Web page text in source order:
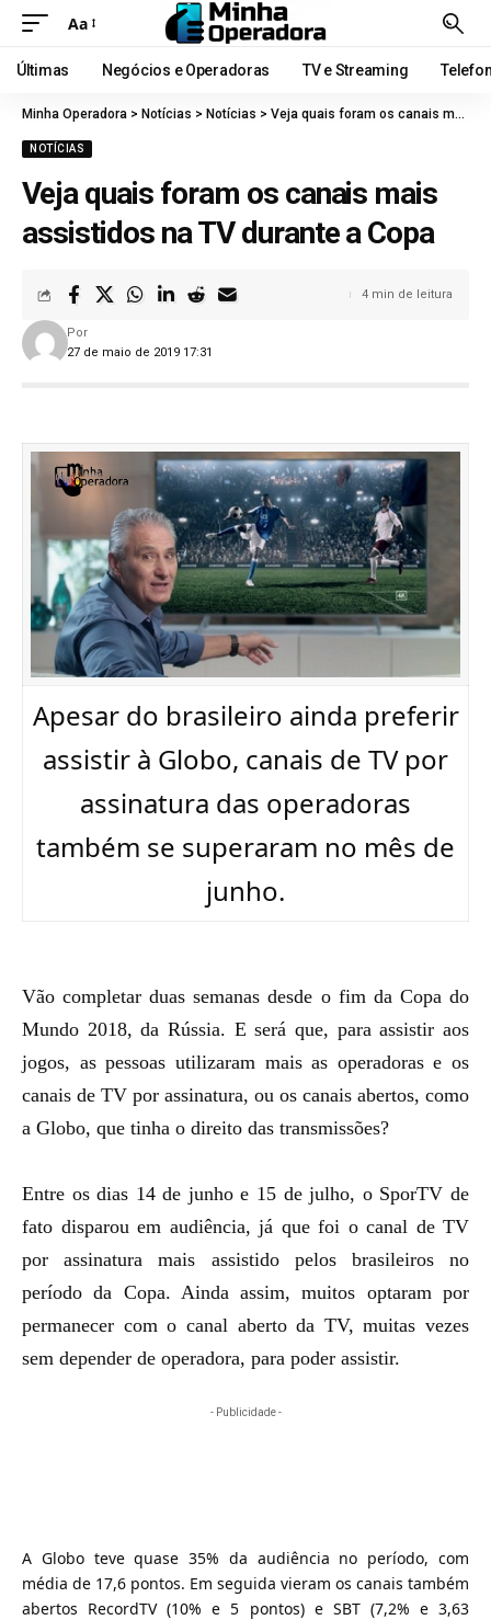
Aa
Últimas Negócios e Operadoras TV e Streaming
Minha Operadora > Notícias > Notícias > Veja quais foram os canais mais assistidos na TV durante a Copa
NOTÍCIAS
Veja quais foram os canais mais
assistidos na TV durante a Copa
27 de maio de 2019 17:31
Por
4 min de leitura
Apesar do brasileiro ainda preferir
assistir à Globo, canais de TV por
assinatura das operadoras
também se superaram no mês de
junho.
Vão completar duas semanas desde o fim da Copa do
Mundo 2018, da Rússia. E será que, para assistir aos
jogos, as pessoas utilizaram mais as operadoras e os
canais de TV por assinatura, ou os canais abertos, como
a Globo, que tinha o direito das transmissões?
Entre os dias 14 de junho e 15 de julho, o SporTV de
fato disparou em audiência, já que foi o canal de TV
por assinatura mais assistido pelos brasileiros no
período da Copa. Ainda assim, muitos optaram por
permanecer com o canal aberto da TV, muitas vezes
sem depender de operadora, para poder assistir.
- Publicidade -
A Globo teve quase 35% da audiência no período, com
média de 17,6 pontos. Em seguida vieram os canais também
abertos RecordTV (10% e 5 pontos) e SBT (7,2% e 3,63